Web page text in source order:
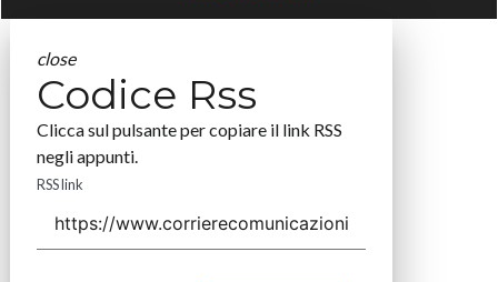
close
Codice Rss
Clicca sul pulsante per copiare il link RSS
negli appunti.
RSS link